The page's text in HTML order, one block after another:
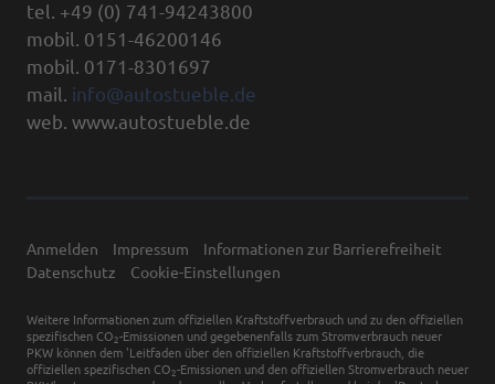
tel. +49 (0) 741-94243800
mobil. 0151-46200146
mobil. 0171-8301697
mail. info@autostueble.de
web. www.autostueble.de
Anmelden Impressum
Informationen zur Barrierefreiheit
Datenschutz
Cookie-Einstellungen
Weitere Informationen zum offiziellen Kraftstoffverbrauch und zu den offiziellen
spezifischen CO 2-Emissionen und gegebenenfalls zum Stromverbrauch neuer
PKW können dem 'Leitfaden über den offiziellen Kraftstoffverbrauch, die
offiziellen spezifischen CO 2-Emissionen und den offiziellen Stromverbrauch neuer